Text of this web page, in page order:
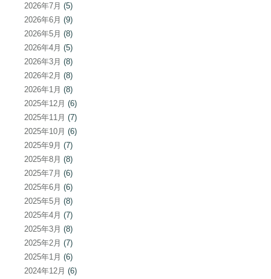
ン
2026年7月 (5)
2026年6月 (9)
2026年5月 (8)
2026年4月 (5)
2026年3月 (8)
2026年2月 (8)
2026年1月 (8)
2025年12月 (6)
2025年11月 (7)
2025年10月 (6)
2025年9月 (7)
2025年8月 (8)
2025年7月 (6)
2025年6月 (6)
2025年5月 (8)
2025年4月 (7)
2025年3月 (8)
2025年2月 (7)
2025年1月 (6)
2024年12月 (6)